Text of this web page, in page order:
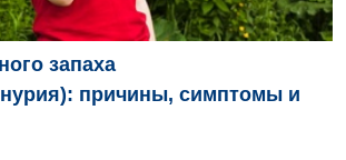
запаха
причины, симптомы и